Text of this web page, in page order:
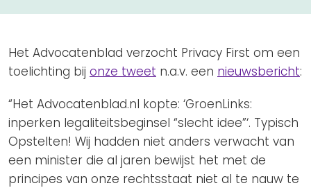
Privacy Coalitie
PSD2-me-niet
SpecifiekeToestemming.nl
Kom in actie
Contact
ANBI Status
Playlist
Het Advocatenblad verzocht Privacy First om een
toelichting bij onze tweet n.a.v. een nieuwsbericht:
“Het Advocatenblad.nl kopte: ‘GroenLinks:
inperken legaliteitsbeginsel “slecht idee”‘. Typisch
Opstelten! Wij hadden niet anders verwacht van
een minister die al jaren bewijst het met de
principes van onze rechtsstaat niet al te nauw te